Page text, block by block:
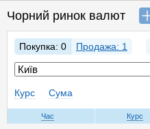
Чорний ринок валют
Покупка: 0 Продажа: 1
Курс Сума
Час Курс